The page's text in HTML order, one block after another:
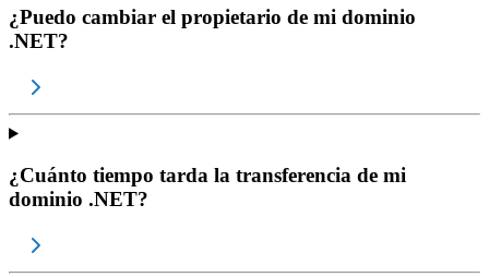
¿Puedo cambiar el propietario de mi dominio
.NET?
¿Cuánto tiempo tarda la transferencia de mi
dominio .NET?